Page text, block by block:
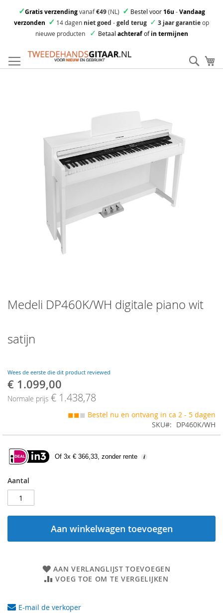
✓Gratis verzendingvanaf€49(NL) ✓ Bestel voor16u -Vandaag
verzonden ✓ 14 dagen niet goed -geld terug ✓ 3 jaar garantieop
nieuwe producten
✓ Betaal achterafofin termijnen
direct
door
Medeli DP460K/WH digitale piano wit
satijn
Wees de eerste die dit product reviewed
Speciale
€ 1.099,00
Normale prijs € 1.438,78
◼◼◼ Bestel nu en ontvang in ca 2 - 5 dagen
SKU
DP460K/WH
Of 3x € 366,33, zonder rente
Aantal
Aan winkelwagen toevoegen
AAN VERLANGLIJST TOEVOEGEN
VOEG TOE OM TE VERGELIJKEN
E-mail de verkoper
to
the
the